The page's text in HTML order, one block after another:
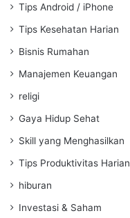
Tips Android / iPhone
Tips Kesehatan Harian
Bisnis Rumahan
Manajemen Keuangan
religi
Gaya Hidup Sehat
Skill yang Menghasilkan
Tips Produktivitas Harian
hiburan
Investasi & Saham